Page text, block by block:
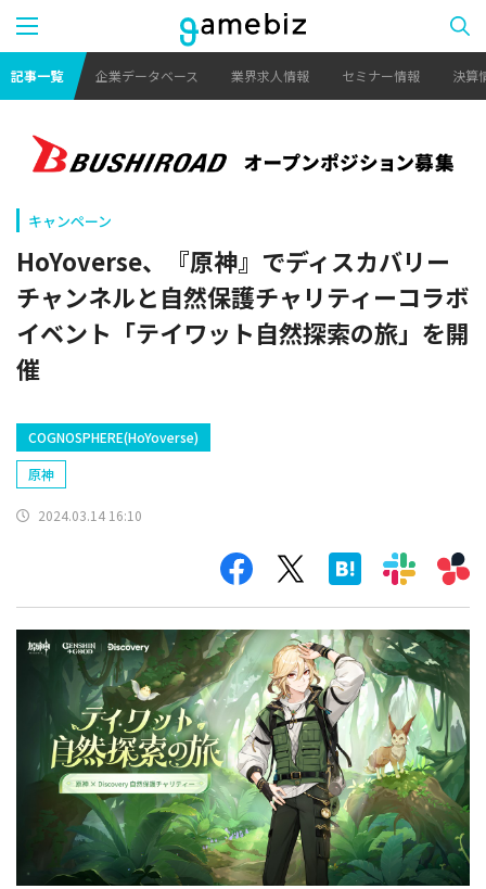
記事一覧 企業データベース 業界求人情報 セミナー情報 決算
キャンペーン
HoYoverse、『原神』でディスカバリー
チャンネルと自然保護チャリティーコラボ
イベント「テイワット自然探索の旅」を開
催
COGNOSPHERE(HoYoverse)
原神
2024.03.14 16:10